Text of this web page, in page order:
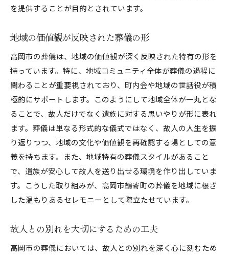
を提供することが目的とされています。
地域の価値観が反映された葬儀の形
高岡市の葬儀は、地域の価値観が深く反映された特有の形を
持っています。特に、地域コミュニティ全体が葬儀の過程に
関わることが重要視されており、町内会や地域の世話役が積
極的にサポートします。このようにして地域全体が一丸とな
ることで、故人だけでなく遺族に対する思いやりが形に表れ
ます。葬儀は単なる形式的な儀式ではなく、故人の人生を振
り返りつつ、地域の文化や価値観を再確認する場としての意
義を持ちます。また、地域特有の葬儀スタイルがあること
で、遺族が安心して故人を送り出せる環境を作り出していま
す。こうした取り組みが、高岡市鶴寄町の葬儀を地域に根ざ
した温もりあるセレモニーとして際立たせています。
故人との別れを大切にするための工夫
高岡市の葬儀においては、故人との別れを深く心に刻むため